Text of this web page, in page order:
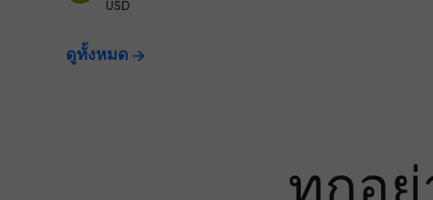
ที่สุดในตลาด
USD
ดูทั้งหมด